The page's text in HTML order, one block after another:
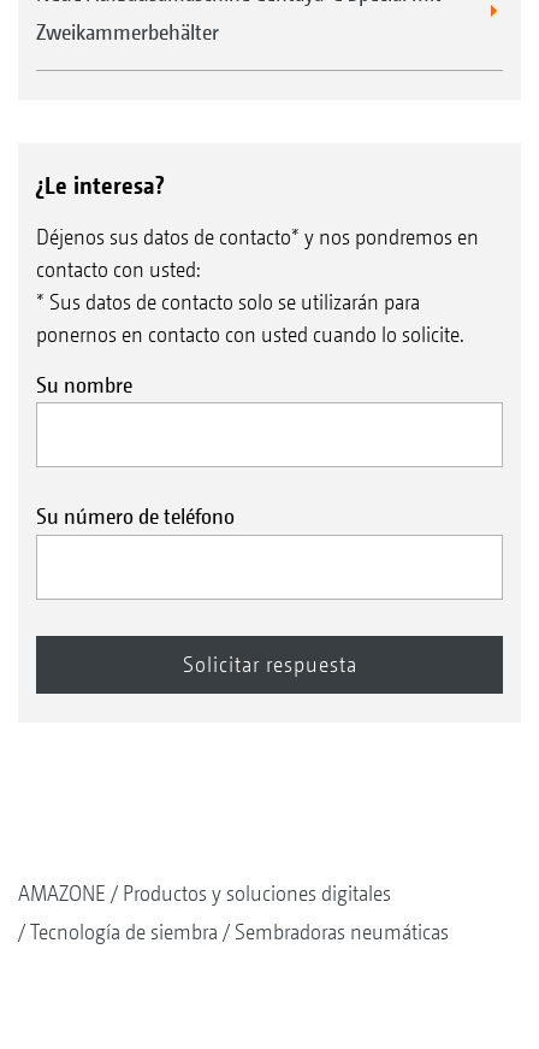
Zweikammerbehälter
¿Le interesa?
Déjenos sus datos de contacto* y nos pondremos en
contacto con usted:
* Sus datos de contacto solo se utilizarán para
ponernos en contacto con usted cuando lo solicite.
Su nombre
Su número de teléfono
AMAZONE
Productos y soluciones digitales
Tecnología de siembra
Sembradoras neumáticas